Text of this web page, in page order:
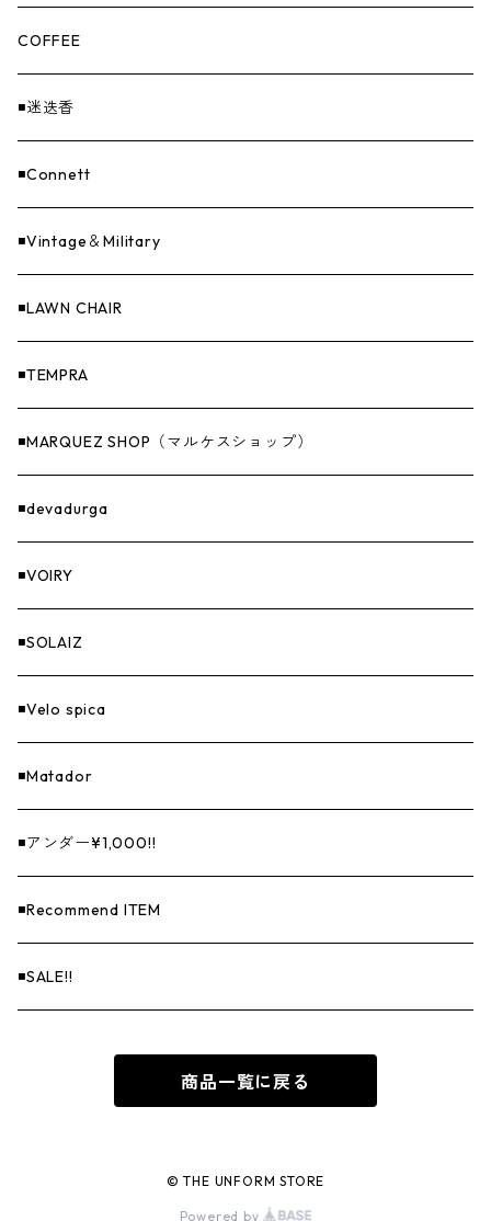
Others（その他）
THE UNFORM STORE オリジナル
バーナー
焚火
寝具
ファニチャー
収納
ナイフ＆アックス
燃料
GOODS
PANTS
CAP
GOODS
バンダナ＆手ぬぐい
ステッカー
COFFEE
◾️迷迭香
◾️Connett
◾️Vintage＆Military
◾️LAWN CHAIR
◾️TEMPRA
◾️MARQUEZ SHOP（マルケスショップ）
◾️devadurga
◾️VOIRY
◾️SOLAIZ
◾️Velo spica
◾️Matador
◾️アンダー¥1,000!!
◾️Recommend ITEM
◾️SALE!!
商品一覧に戻る
© THE UNFORM STORE
Powered by